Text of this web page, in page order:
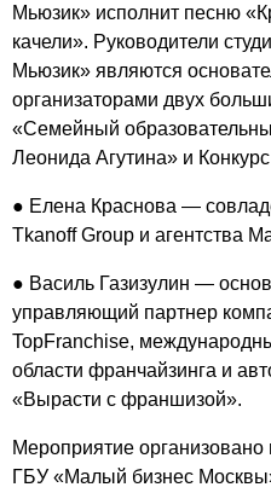
Мьюзик» исполнит песню
качели». Руководители
Мьюзик» являются
организаторами двух
«Семейный
Леонида Агутина» и
● Елена Краснова —
Tkanoff Group и агентства
● Василь Газизулин —
управляющий партнер
TopFranchise,
области франчайзинга и
«Вырасти с франшизой».
Мероприятие
ГБУ «Малый бизнес